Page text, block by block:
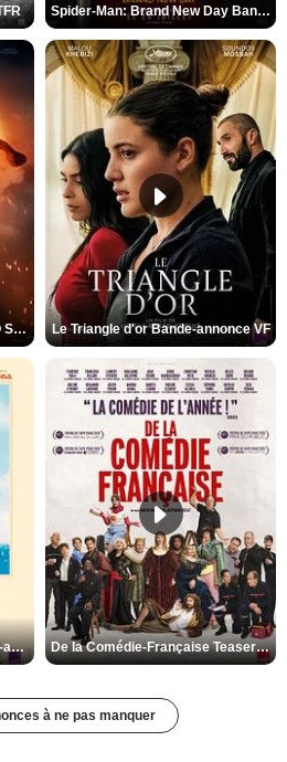
Spider-Man: Brand New Day Bande-annonce VO STFR
L'Odyssée Bande-annonce VO STFR Le Triangle d'or Bande-annonce VF
Les Matins merveilleux Bande-annonce VF De la Comédie-Française Teaser VF
à ne pas manquer